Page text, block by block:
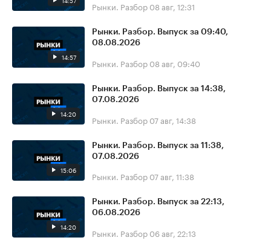
Рынки. Разбор 08 авг, 12:31
14:57
Рынки. Разбор. Выпуск за 09:40,
08.08.2026
Рынки. Разбор 08 авг, 09:40
14:20
Рынки. Разбор. Выпуск за 14:38,
07.08.2026
Рынки. Разбор 07 авг, 14:38
15:06
Рынки. Разбор. Выпуск за 11:38,
07.08.2026
Рынки. Разбор 07 авг, 11:38
14:20
Рынки. Разбор. Выпуск за 22:13,
06.08.2026
Рынки. Разбор 06 авг, 22:13